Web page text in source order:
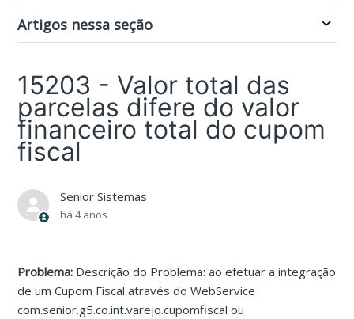
Artigos nessa seção
15203 - Valor total das
parcelas difere do valor
financeiro total do cupom
fiscal
Senior Sistemas
há 4 anos
Problema: Descrição do Problema: ao efetuar a integração
de um Cupom Fiscal através do WebService
com.senior.g5.co.int.varejo.cupomfiscal ou